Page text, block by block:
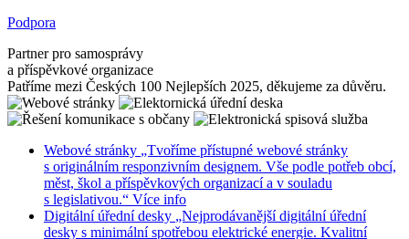
Podpora
Partner pro samosprávy
a příspěvkové organizace
Patříme mezi Českých 100 Nejlepších 2025, děkujeme za důvěru.
Webové stránky „Tvoříme přístupné webové stránky
s originálním responzivním designem. Vše podle potřeb obcí,
měst, škol a příspěvkových organizací a v souladu
s legislativou.“ Více info
Digitální úřední desky „Nejprodávanější digitální úřední
desky s minimální spotřebou elektrické energie. Kvalitní